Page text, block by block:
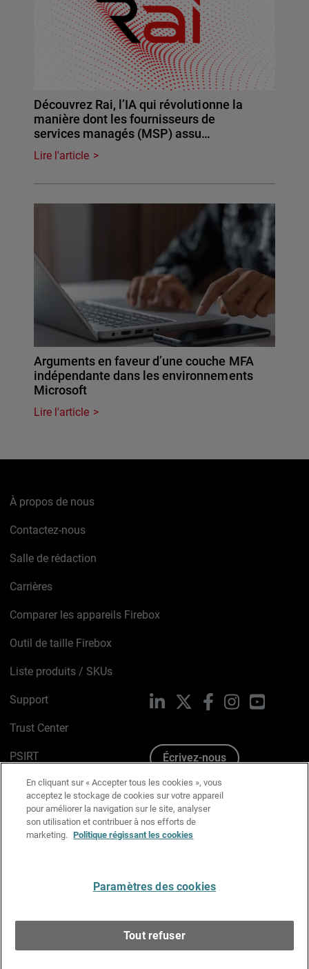
Découvrez Rai, l’IA qui révolutionne la
manière dont les fournisseurs de
services managés (MSP) assu…
Lire l'article
Arguments en faveur d’une couche MFA
indépendante dans les environnements
Microsoft
Lire l'article
À propos de nous
Contactez-nous
Salle de rédaction
Carrières
Comparer les appareils Firebox
Outil de taille Firebox
Liste produits / SKUs
Support
Trust Center
PSIRT
Avis sur les cookies
Politique de confidentialité
Charte Graphique
LinkedIn FacebookInstagramYouTube
Écrivez-nous
En cliquant sur « Accepter tous les cookies », vous
acceptez le stockage de cookies sur votre appareil
pour améliorer la navigation sur le site, analyser
son utilisation et contribuer à nos efforts de
marketing. Politique régissant les cookies
Paramètres des cookies
Tout refuser